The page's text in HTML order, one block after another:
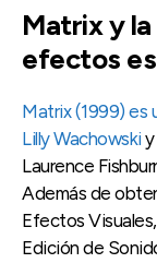
Matrix y
efectos
Matrix (1999) es
Lilly Wachowski
Laurence
Además de
Efectos
Edición de